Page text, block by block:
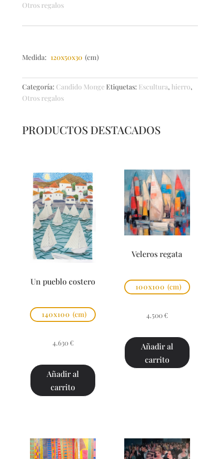
Otros regalos
Medida: 120x50x30 (cm)
Categoría: Candido Monge Etiquetas: Escultura, hierro,
Otros regalos
PRODUCTOS DESTACADOS
Un pueblo costero
140x100 (cm)
4.630 €
Añadir al
carrito
Veleros regata
100x100 (cm)
4.500 €
Añadir al
carrito